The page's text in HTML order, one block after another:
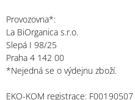
Provozovna*:
La BiOrganica s.r.o.
Slepá I 98/25
Praha 4 142 00
*Nejedná se o výdejnu zboží.
EKO-KOM registrace: F00190507